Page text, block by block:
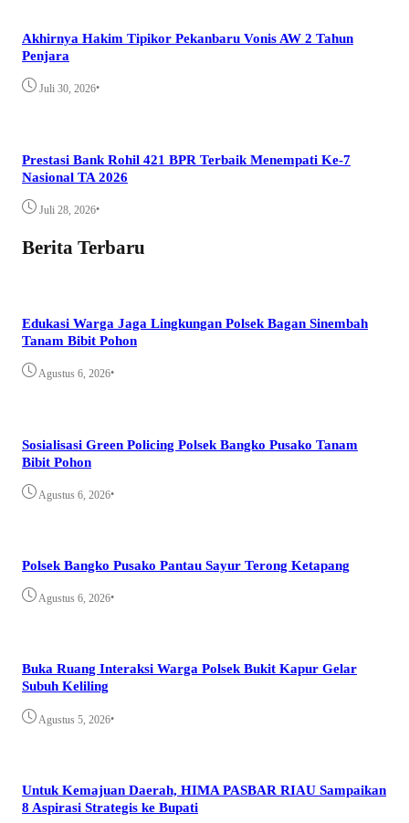
Akhirnya Hakim Tipikor Pekanbaru Vonis AW 2 Tahun
Penjara
Juli 30, 2026•
Prestasi Bank Rohil 421 BPR Terbaik Menempati Ke-7
Nasional TA 2026
Juli 28, 2026•
Berita Terbaru
Edukasi Warga Jaga Lingkungan Polsek Bagan Sinembah
Tanam Bibit Pohon
Agustus 6, 2026•
Sosialisasi Green Policing Polsek Bangko Pusako Tanam
Bibit Pohon
Agustus 6, 2026•
Polsek Bangko Pusako Pantau Sayur Terong Ketapang
Agustus 6, 2026•
Buka Ruang Interaksi Warga Polsek Bukit Kapur Gelar
Subuh Keliling
Agustus 5, 2026•
Untuk Kemajuan Daerah, HIMA PASBAR RIAU Sampaikan
8 Aspirasi Strategis ke Bupati